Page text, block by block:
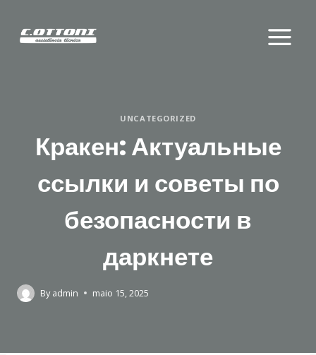
content
UNCATEGORIZED
Кракен: Актуальные
ссылки и советы по
безопасности в
даркнете
By admin maio 15, 2025